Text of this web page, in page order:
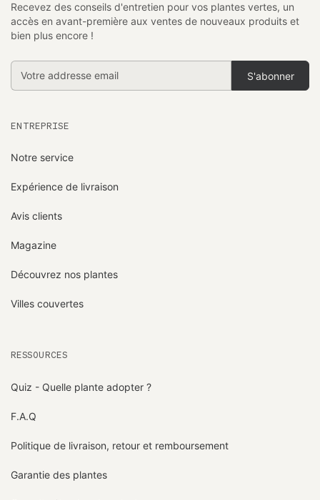
Recevez des conseils d'entretien pour vos plantes vertes, un
accès en avant-première aux ventes de nouveaux produits et
bien plus encore !
Addresse
email
ENTREPRISE
Notre service
Expérience de livraison
Avis clients
Magazine
Découvrez nos plantes
Villes couvertes
RESSOURCES
Quiz - Quelle plante adopter ?
F.A.Q
Politique de livraison, retour et remboursement
Garantie des plantes